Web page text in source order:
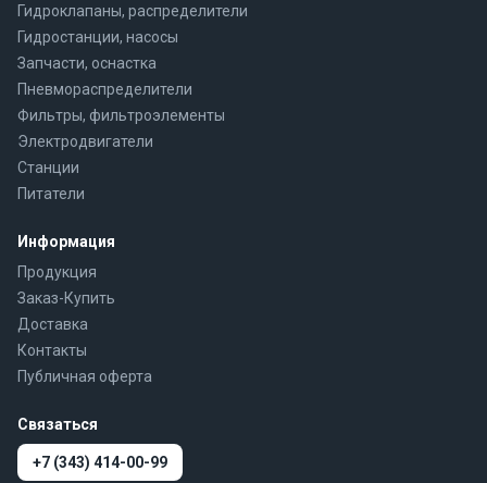
Гидроклапаны, распределители
Гидростанции, насосы
Запчасти, оснастка
Пневмораспределители
Фильтры, фильтроэлементы
Электродвигатели
Станции
Питатели
Информация
Продукция
Заказ-Купить
Доставка
Контакты
Публичная оферта
Связаться
+7 (343) 414-00-99